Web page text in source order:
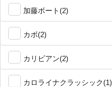
加藤ボート(2)
カボ(2)
カリビアン(2)
カロライナクラッシック(1)